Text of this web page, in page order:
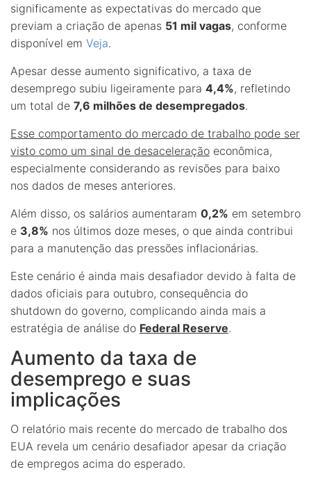
significamente as expectativas do mercado que
previam a criação de apenas 51 mil vagas, conforme
disponível em Veja.
Apesar desse aumento significativo, a taxa de
desemprego subiu ligeiramente para 4,4%, refletindo
um total de 7,6 milhões de desempregados.
Esse comportamento do mercado de trabalho pode ser
visto como um sinal de desaceleração econômica,
especialmente considerando as revisões para baixo
nos dados de meses anteriores.
Além disso, os salários aumentaram 0,2% em setembro
e 3,8% nos últimos doze meses, o que ainda contribui
para a manutenção das pressões inflacionárias.
Este cenário é ainda mais desafiador devido à falta de
dados oficiais para outubro, consequência do
shutdown do governo, complicando ainda mais a
estratégia de análise do Federal Reserve.
Aumento da taxa de
desemprego e suas
implicações
O relatório mais recente do mercado de trabalho dos
EUA revela um cenário desafiador apesar da criação
de empregos acima do esperado.